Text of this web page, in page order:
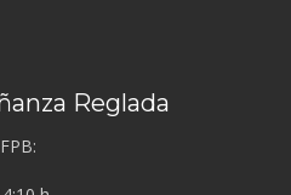
Reglada